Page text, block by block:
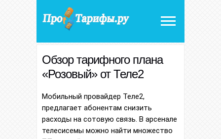
Обзор тарифного плана
«Розовый» от Теле2
Мобильный провайдер Теле2,
предлагает абонентам снизить
расходы на сотовую связь. В арсенале
телесисемы можно найти множество